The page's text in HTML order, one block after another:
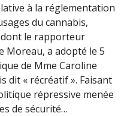
à la réglementation
du cannabis,
dont le rapporteur
Moreau, a adopté le 5
de Mme Caroline
dit « récréatif ». Faisant
répressive menée
de sécurité…